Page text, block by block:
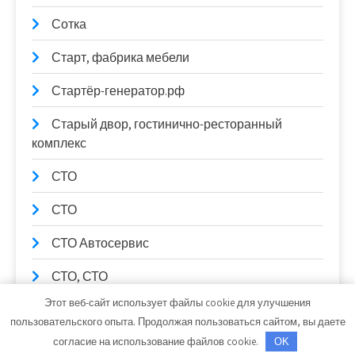
Сотка
Старт, фабрика мебели
Стартёр-генератор.рф
Старый двор, гостинично-ресторанный
комплекс
СТО
СТО
СТО Автосервис
СТО, СТО
СтройМастер
Тайны Востока, Комплекс саун
Этот веб-сайт использует файлы cookie для улучшения
пользовательского опыта. Продолжая пользоваться сайтом, вы даете
согласие на использование файлов cookie.
OK